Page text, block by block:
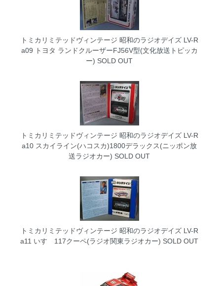
トミカリミテッドヴィンテージ 昭和のラジオデイズ LV-R
a09 トヨタ ランドクルーザーFJ56V型(文化放送トピッカ
ー) SOLD OUT
トミカリミテッドヴィンテージ 昭和のラジオデイズ LV-R
a10 スカイライン(ハコスカ)1800デラックス(ニッポン放
送ラジオカー) SOLD OUT
トミカリミテッドヴィンテージ 昭和のラジオデイズ LV-R
a11 いすゞ117クーペ(ラジオ関東ラジオカー) SOLD OUT